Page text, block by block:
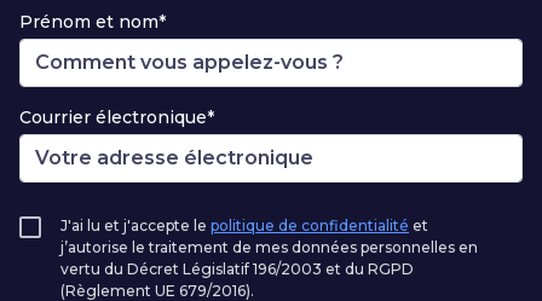
Prénom et nom*
Courrier électronique*
J'ai lu et j'accepte le politique de confidentialité et
j’autorise le traitement de mes données personnelles en
vertu du Décret Législatif 196/2003 et du RGPD
(Règlement UE 679/2016).